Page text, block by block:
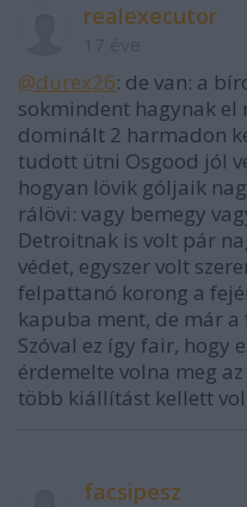
realexecutor
@durex26: de van: a
sokmindent hagynak el
dominált 2 harmadon
tudott ütni Osgood jól
hogyan lövik góljaik
rálövi: vagy bemegy
Detroitnak is volt pár
védet, egyszer volt
felpattanó korong a
kapuba ment, de már
Szóval ez így fair, hogy
érdemelte volna meg
több kiállítást kellett
facsipesz